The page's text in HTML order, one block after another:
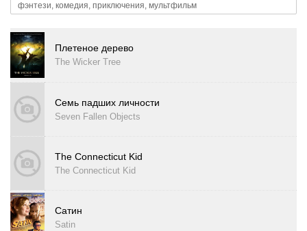
фэнтези, комедия, приключения, мультфильм
Плетеное дерево
The Wicker Tree
Семь падших личности
Seven Fallen Objects
The Connecticut Kid
The Connecticut Kid
Сатин
Satin